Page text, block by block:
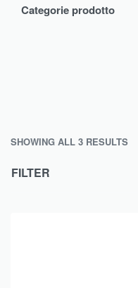
Categorie prodotto
SHOWING ALL 3 RESULTS
FILTER